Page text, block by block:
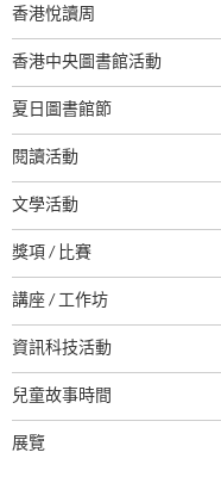
香港悅讀周
香港中央圖書館活動
夏日圖書館節
閱讀活動
文學活動
獎項 / 比賽
講座 / 工作坊
資訊科技活動
兒童故事時間
展覽